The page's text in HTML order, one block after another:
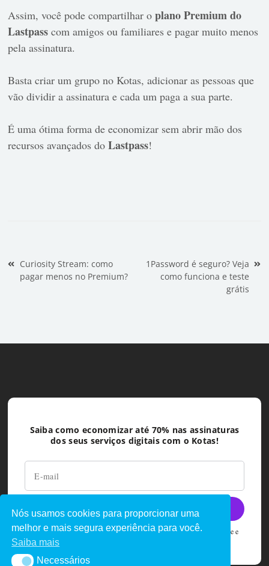
Assim, você pode compartilhar oplano Premium do
Lastpass com amigos ou familiares e pagar muito menos
pela assinatura.
Basta criar um grupo no Kotas, adicionar as pessoas que
vão dividir a assinatura e cada um paga a sua parte.
É uma ótima forma de economizar sem abrir mão dos
recursos avançados doLastpass!
Navegação de Post
Curiosity Stream: como
pagar menos no Premium?
1Password é seguro? Veja
como funciona e teste
grátis
Saiba como economizar até 70% nas assinaturas
dos seus serviços digitais com o Kotas!
Ao deixar seu e-mail você concorda com as políticas de privacidade e
Nós usamos cookies para proporcionar uma
melhor e mais segura experiência para você.
Saiba mais
NecessáriosNecessários